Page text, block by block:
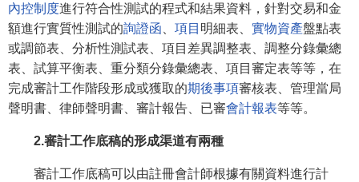
內控制度進行符合性測試的程式和結果資料，針對交易和金
額進行實質性測試的詢證函 項目 明細表、 實物資產盤點表
或調節表、分析性測試表、項目差異調整表、調整分錄彙總
表、試算平衡表、重分類分錄彙總表、項目審定表等等，在
完成審計工作階段形成或獲取的期後事項審核表、管理當局
聲明書、律師聲明書、審計報告、已審會計報表等等。
2.審計工作底稿的形成渠道有兩種
審計工作底稿可以由註冊會計師根據有關資料進行計